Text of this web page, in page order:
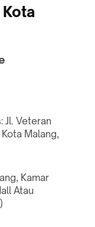
Jl. Veteran
Malang,
Kamar
Atau
)